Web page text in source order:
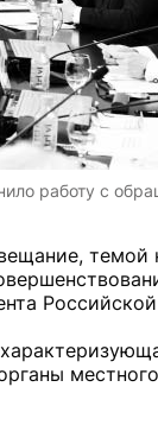
работу с